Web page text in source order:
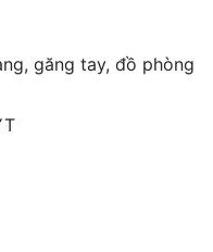
găng tay, đồ phòng